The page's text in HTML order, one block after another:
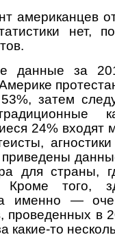
американцев
нет,
данные за
затем
24% входят
для страны,
Кроме того,
а именно —
в
какие-то